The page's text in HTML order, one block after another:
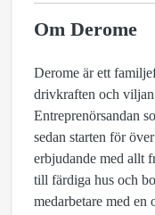
Om Derome
Derome är ett
drivkraften och viljan
Entreprenörsandan
sedan starten för
erbjudande med allt
till färdiga hus och
medarbetare med en